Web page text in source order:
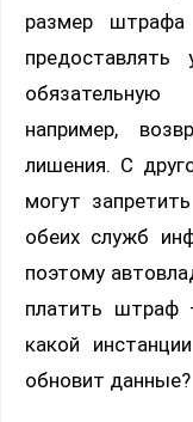
размер
предоставлять
например,
лишения. С
могут
обеих служб
поэтому
платить
какой
обновит данные?